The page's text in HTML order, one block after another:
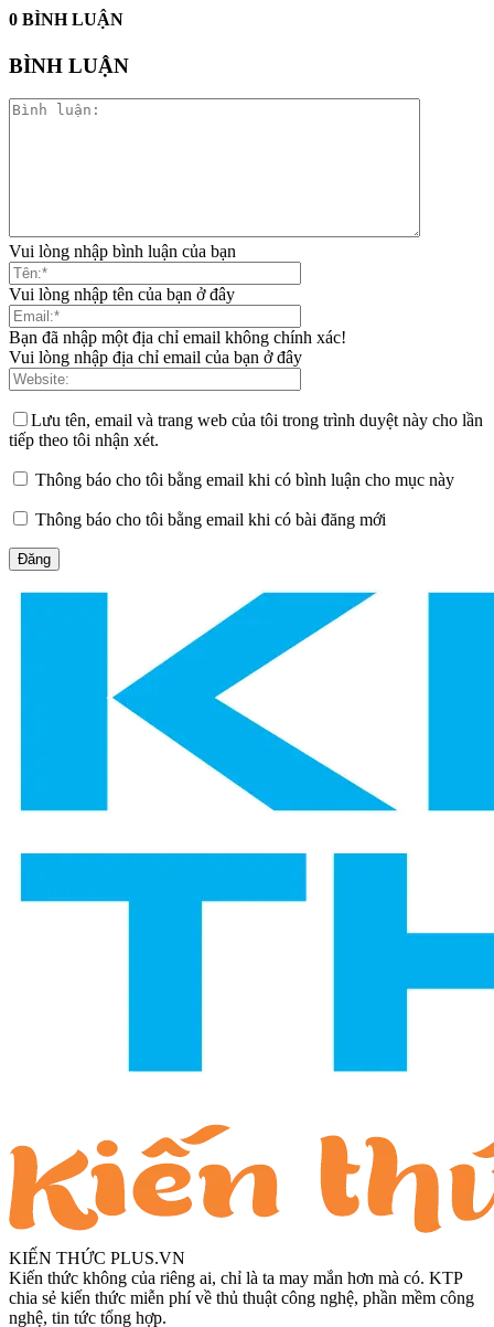
0 BÌNH LUẬN
BÌNH LUẬN
Vui lòng nhập bình luận của bạn
Vui lòng nhập tên của bạn ở đây
Bạn đã nhập một địa chỉ email không chính xác!
Vui lòng nhập địa chỉ email của bạn ở đây
Lưu tên, email và trang web của tôi trong trình duyệt này cho lần
tiếp theo tôi nhận xét.
Thông báo cho tôi bằng email khi có bình luận cho mục này
Thông báo cho tôi bằng email khi có bài đăng mới
KIẾN THỨC PLUS.VN
Kiến thức không của riêng ai, chỉ là ta may mắn hơn mà có. KTP
chia sẻ kiến thức miễn phí về thủ thuật công nghệ, phần mềm công
nghệ, tin tức tổng hợp.